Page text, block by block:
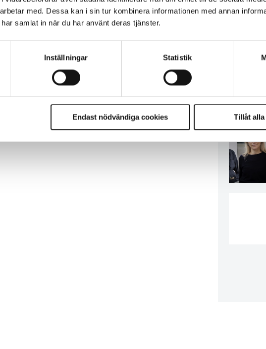
med. Dessa kan i sin tur kombinera informationen med annan
samlat in när du har använt deras tjänster.
Inställningar Statistik
Endast nödvändiga cookies Tillåt